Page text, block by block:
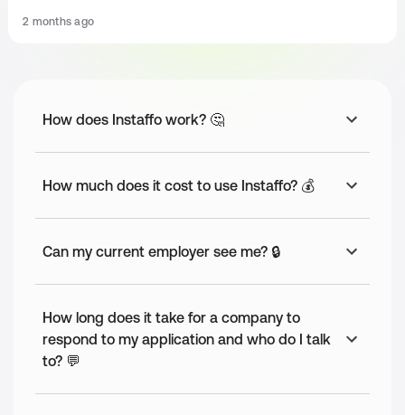
Du verfügst über fundierte Kenntnisse in
Budgetierung, Forecasting und Finanzplanung
Verantwortung für operative Themen
Du hast ein starkes analytisches Denkvermögen
und kannst Zahlen in klare Insights übersetzen
Nice-to-have
Du bringst Erfahrung mit Finanzierungsrunden mit
Du verfügst über Grundkenntnisse in Corporate
Governance, Gesellschafts- und Vertragsrecht
Team
2 months ago
How does Instaffo work? 🤔
How much does it cost to use Instaffo? 💰
Can my current employer see me? 🔒
How long does it take for a company to
respond to my application and who do I talk
to? 💬